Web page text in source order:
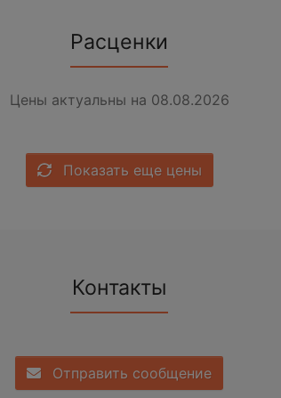
Расценки
Цены актуальны на 08.08.2026
Показать еще цены
Контакты
Отправить сообщение